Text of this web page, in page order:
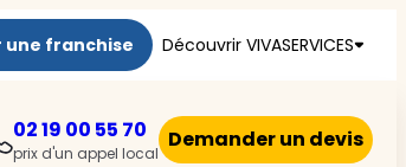
une franchise Découvrir VIVASERVICES
02 19 00 55 70
prix d'un appel local
Demander un devis